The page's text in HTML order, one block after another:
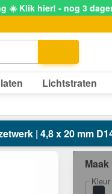
☀️ Klik hier! - nog 3
Lichtstraten
| 4,8 x 20 mm
Kleur